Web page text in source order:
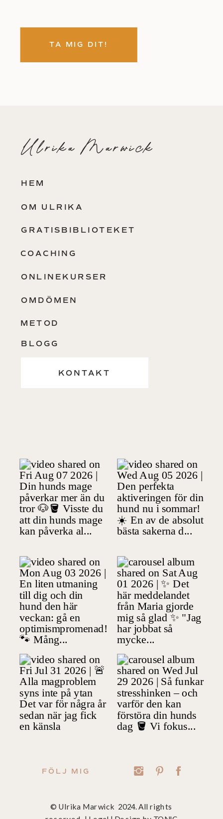
TA MIG DIT!
© Ulrika Marwick 2024. All rights
FÖLJ MIG
KONTAKT
BLOGG
OMDÖMEN
ONLINEKURSER
COACHING
GRATISBIBLIOTEKET
OM ULRIKA
HEM
Ulrika Marwick
METOD